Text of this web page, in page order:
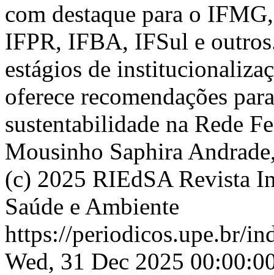
com destaque para o
IFPR, IFBA, IFSul e
estágios de
oferece recomendações
sustentabilidade na Rede
Mousinho Saphira
(c) 2025 RIEdSA Revista
Saúde e Ambiente
https://periodicos.upe.br/
Wed, 31 Dec 2025